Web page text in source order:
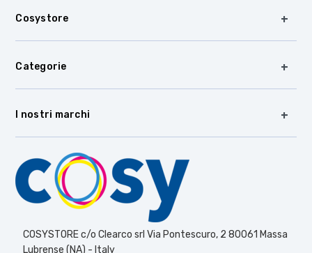
Cosystore
Categorie
I nostri marchi
COSYSTORE c/o Clearco srl Via Pontescuro, 2 80061 Massa
Lubrense (NA) - Italy